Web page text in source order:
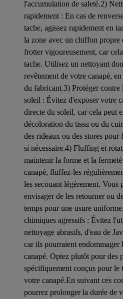
l'accumulation de saleté.2)
rapidement : En cas de
tache, agissez rapidement en
la zone avec un chiffon propre
frotter vigoureusement, car
tache. Utilisez un nettoyant
revêtement de votre canapé,
du fabricant.3) Protéger contre
soleil : Évitez d'exposer votre
directe du soleil, car cela peut
décoloration du tissu ou du
des rideaux ou des stores
si nécessaire.4) Fluffing et
maintenir la forme et la
canapé, fluffez-les
les secouant légèrement. Vous
envisager de les retourner ou
temps pour une usure
chimiques agressifs : Évitez
nettoyage abrasifs, d'eau de
car ils pourraient endommager
canapé. Optez plutôt pour des
spécifiquement conçus pour le
votre canapé.En suivant ces
pourrez prolonger la durée de